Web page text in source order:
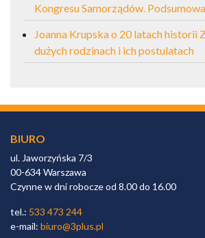
Kongresu Samorządów.
Joanna Krupska o 20 latach historii
dużych rodzinach i ich postulatach
BIURO
ul. Jaworzyńska 7/3
00-634 Warszawa
Czynne w dni robocze od 8.00 do 16.00
tel.: 533 473 244
e-mail: biuro@3plus.pl